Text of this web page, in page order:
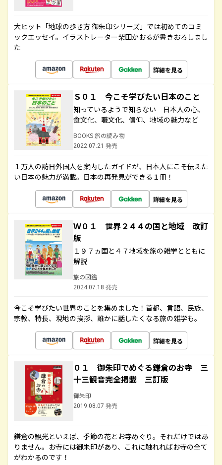
大ヒット「地球の歩き方 御朱印シリーズ」では初めてのコミ
ックエッセイ。イラストレーター柴田かおるが書きおろしまし
た
詳細を見る
Ｓ０１ 今こそ学びたい日本のこと
知っているようで知らない 日本人の心、
食文化、職文化、信仰、地域の魅力など
BOOKS 旅の読み物
2022.07.21 発売
１万人の訪日外国人を案内したガイドが、日本人にこそ伝えた
い日本の魅力が満載。日本の再発見ができる１冊！
詳細を見る
Ｗ０１ 世界２４４の国と地域 改訂
版
１９７ヵ国と４７地域を旅の雑学とともに
解説
旅の図鑑
2024.07.18 発売
今こそ学びたい世界のことを集めました！首都、言語、民族、
宗教、特長、現地の挨拶、誰かに話したくなる旅の雑学も。
詳細を見る
０１ 御朱印でめぐる鎌倉のお寺 三
十三観音完全掲載 三訂版
御朱印
2019.08.07 発売
鎌倉の観光といえば、季節の花とお寺めぐり。それだけではあ
りません。お寺には御朱印があり、これに触れればお寺の全て
がわかるのです！